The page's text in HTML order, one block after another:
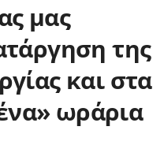
μας
της
και στα
ωράρια